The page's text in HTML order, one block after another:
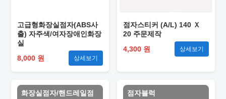
고급형화장실점자(ABS사
출) 자주색/여자장애인화장
실
8,000 원
상세보기
점자스티커 (A/L) 140 Ｘ
20 주문제작
4,300 원
상세보기
화장실점자/핸드레일점
점자블럭